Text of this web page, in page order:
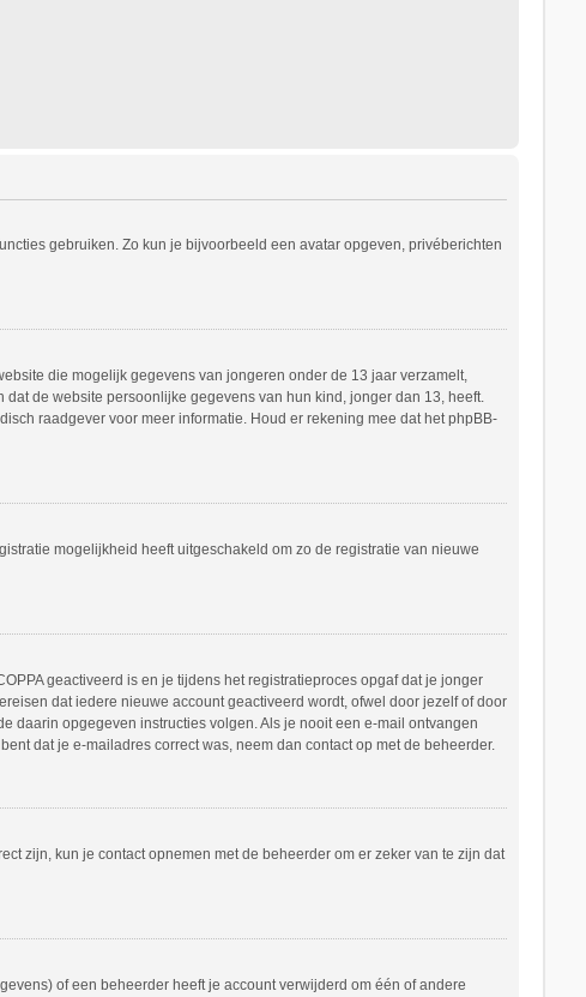
gebruiken. Zo kun je bijvoorbeeld een avatar opgeven, privéberichten
die mogelijk gegevens van jongeren onder de 13 jaar verzamelt,
de website persoonlijke gegevens van hun kind, jonger dan 13, heeft.
raadgever voor meer informatie. Houd er rekening mee dat het phpBB-
mogelijkheid heeft uitgeschakeld om zo de registratie van nieuwe
geactiveerd is en je tijdens het registratieproces opgaf dat je jonger
dat iedere nieuwe account geactiveerd wordt, ofwel door jezelf of door
daarin opgegeven instructies volgen. Als je nooit een e-mail ontvangen
dat je e-mailadres correct was, neem dan contact op met de beheerder.
zijn, kun je contact opnemen met de beheerder om er zeker van te zijn dat
of een beheerder heeft je account verwijderd om één of andere